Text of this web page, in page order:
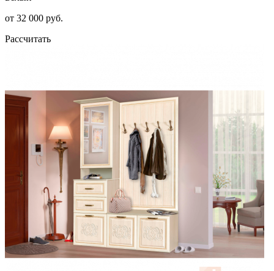
от 32 000 руб.
Рассчитать